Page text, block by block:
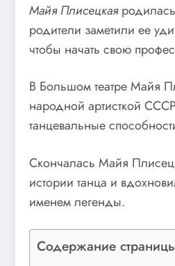
Майя Плисецкая
родители заметили ее
чтобы начать свою
В Большом театре Майя
народной артисткой
танцевальные
Скончалась Майя
истории танца и
именем легенды.
Содержание